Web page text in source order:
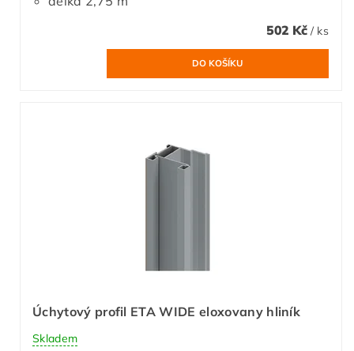
502 Kč / ks
Úchytový profil ETA WIDE eloxovany hliník
Skladem